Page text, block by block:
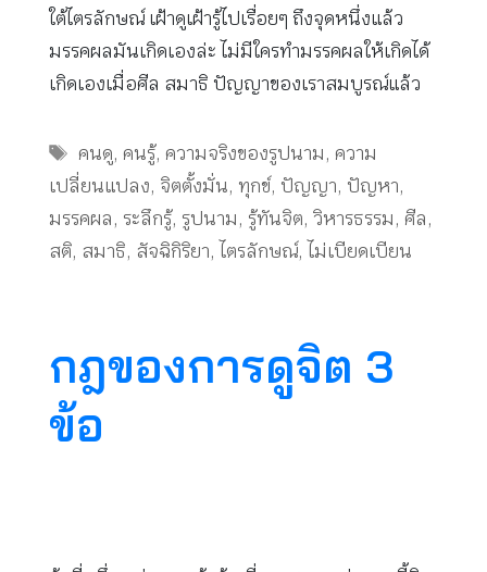
ใต้ไตรลักษณ์ เฝ้าดูเฝ้ารู้ไปเรื่อยๆ ถึงจุดหนึ่งแล้ว
มรรคผลมันเกิดเองล่ะ ไม่มีใครทำมรรคผลให้เกิดได้
เกิดเองเมื่อศีล สมาธิ ปัญญาของเราสมบูรณ์แล้ว
Tags
คนดู,คนรู้,ความจริงของรูปนาม,ความ
เปลี่ยนแปลง, จิตตั้งมั่น, ทุกข์, ปัญญา, ปัญหา,
มรรคผล, ระลึกรู้, รูปนาม, รู้ทันจิต, วิหารธรรม, ศีล,
สติ, สมาธิ, สัจฉิกิริยา, ไตรลักษณ์, ไม่เบียดเบียน
กฎของการดูจิต 3
ข้อ